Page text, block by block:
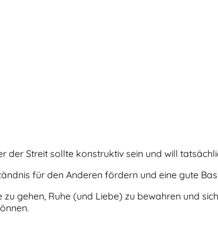
Streit sollte konstruktiv sein und will
für den Anderen fördern und eine gute
gehen, Ruhe (und Liebe) zu bewahren und